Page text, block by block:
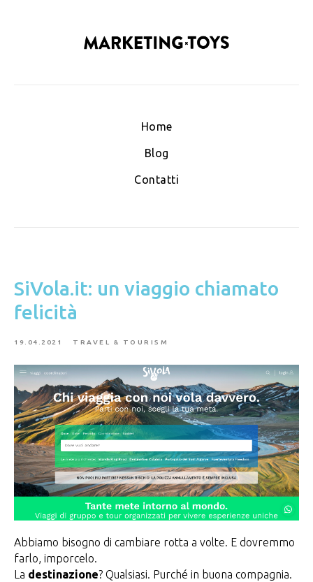
Home
Blog
Contatti
SiVola.it: un viaggio chiamato
felicità
19.04.2021 TRAVEL & TOURISM
Abbiamo bisogno di cambiare rotta a volte. E dovremmo
farlo, imporcelo.
La destinazione? Qualsiasi. Purché in buona compagnia.